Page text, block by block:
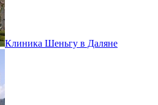
Клиника Шеньгу в Даляне